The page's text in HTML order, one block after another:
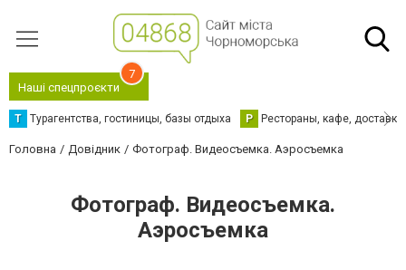
Наші спецпроєкти
7
Т Турагентства, гостиницы, базы отдыха Р Рестораны, кафе,
Головна Довідник Фотограф. Видеосъемка. Аэросъемка
Фотограф. Видеосъемка.
Аэросъемка